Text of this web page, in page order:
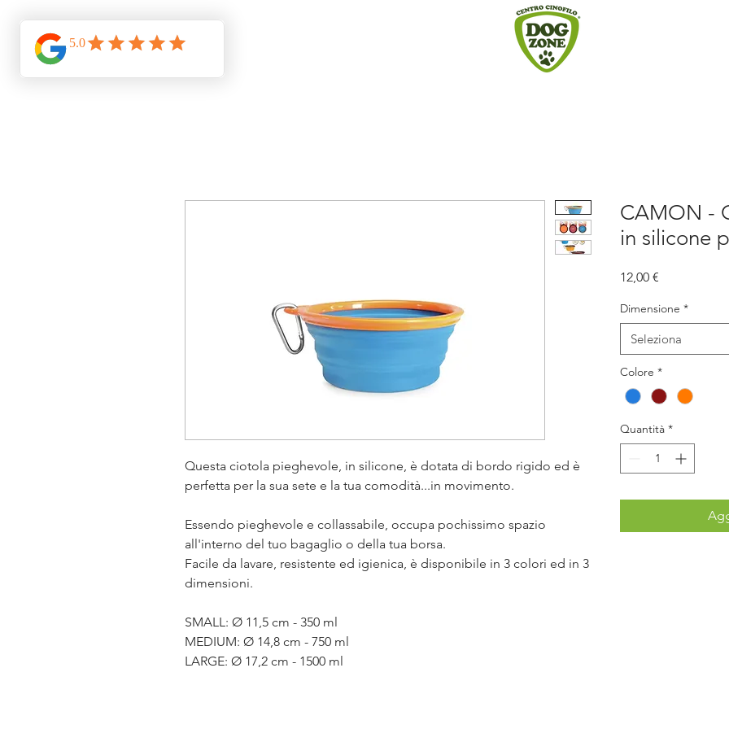
Questa ciotola pieghevole, in silicone, è dotata di bordo rigido ed è
perfetta per la sua sete e la tua comodità...in movimento.
Essendo pieghevole e collassabile, occupa pochissimo spazio
all'interno del tuo bagaglio o della tua borsa.
Facile da lavare, resistente ed igienica, è disponibile in 3 colori ed in 3
dimensioni.
SMALL: Ø 11,5 cm - 350 ml
MEDIUM: Ø 14,8 cm - 750 ml
LARGE: Ø 17,2 cm - 1500 ml
CAMON -
in silicone
12,00 €
Dimensione *
Seleziona
Colore *
Quantità *